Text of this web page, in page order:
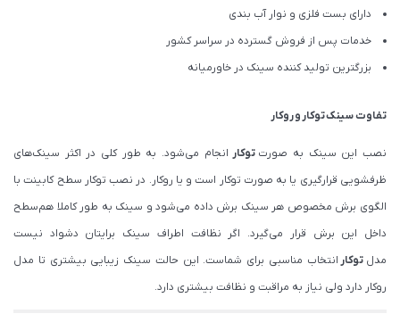
دارای بست فلزی و نوار آب بندی
خدمات پس از فروش گسترده در سراسر کشور
بزرگترین تولید کننده سینک در خاورمیانه
تفاوت سینکتوکاروروکار
نصب این سینک به صورتتوکار انجام می‌شود. به طور کلی در اکثر سینک‌های
ظرفشویی قرارگیری یا به صورت توکار است و یا روکار. در نصب توکار سطح کابینت با
الگوی برش مخصوص هر سینک برش داده می‌شود و سینک به طور کاملا هم‌سطح
داخل این برش قرار می‌گیرد. اگر نظافت اطراف سینک برایتان دشواد نیست
مدل توکارانتخاب مناسبی برای شماست. این حالت سینک زیبایی بیشتری تا مدل
روکار دارد ولی نیاز به مراقبت و نظافت بیشتری دارد.